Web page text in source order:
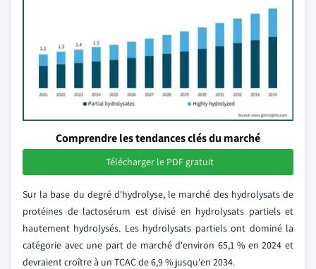
Comprendre les tendances clés du marché
Télécharger le PDF gratuit
Sur la base du degré d'hydrolyse, le marché des hydrolysats de
protéines de lactosérum est divisé en hydrolysats partiels et
hautement hydrolysés. Les hydrolysats partiels ont dominé la
catégorie avec une part de marché d'environ 65,1 % en 2024 et
devraient croître à un TCAC de 6,9 % jusqu'en 2034.